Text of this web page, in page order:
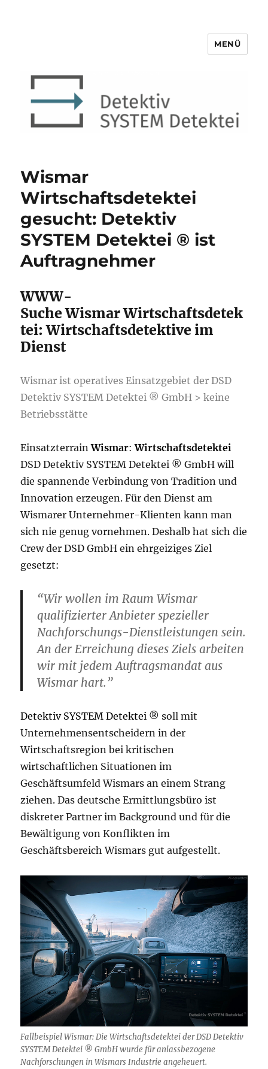
Detektiv SYSTEM Detektei ®
MENÜ
Wismar
Wirtschaftsdetektei
gesucht: Detektiv
SYSTEM Detektei ® ist
Auftragnehmer
WWW-
Suche Wismar Wirtschaftsdetek
tei: Wirtschaftsdetektive im
Dienst
Wismar ist operatives Einsatzgebiet der DSD
Detektiv SYSTEM Detektei ® GmbH > keine
Betriebsstätte
EinsatzterrainWismar:Wirtschaftsdetektei
DSD Detektiv SYSTEM Detektei ® GmbH will
die spannende Verbindung von Tradition und
Innovation erzeugen. Für den Dienst am
Wismarer Unternehmer-Klienten kann man
sich nie genug vornehmen. Deshalb hat sich die
Crew der DSD GmbH ein ehrgeiziges Ziel
gesetzt:
“Wir wollen im Raum Wismar
qualifizierter Anbieter spezieller
Nachforschungs-Dienstleistungen sein.
An der Erreichung dieses Ziels arbeiten
wir mit jedem Auftragsmandat aus
Wismar hart.”
Detektiv SYSTEM Detektei ® soll mit
Unternehmensentscheidern in der
Wirtschaftsregion bei kritischen
wirtschaftlichen Situationen im
Geschäftsumfeld Wismars an einem Strang
ziehen. Das deutsche Ermittlungsbüro ist
diskreter Partner im Background und für die
Bewältigung von Konflikten im
Geschäftsbereich Wismars gut aufgestellt.
Fallbeispiel Wismar: Die Wirtschaftsdetektei der DSD Detektiv
SYSTEM Detektei ® GmbH wurde für anlassbezogene
Nachforschungen in Wismars Industrie angeheuert.